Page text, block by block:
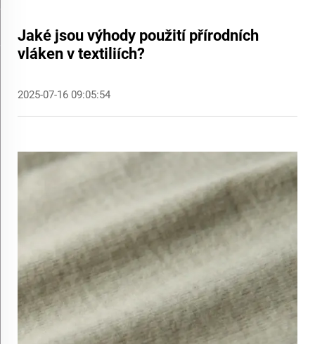
Jaké jsou výhody použití přírodních
vláken v textiliích?
2025-07-16 09:05:54